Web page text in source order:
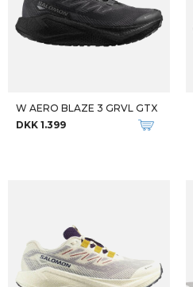
M CAMO PACE JACKET
DKK 1.100
Qalipaatit arlallit
M TECTON X 3
DKK 2.199